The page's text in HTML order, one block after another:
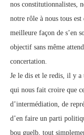
nos constitutionnalistes,
notre rôle à nous tous
meilleure façon de s’en
objectif sans même
concertation.
Je le dis et le redis, il y
qui nous fait croire que
d’intermédiation, de
d’en faire un parti
bou guelb, tout